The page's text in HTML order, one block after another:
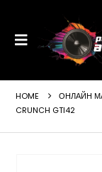
HOME ОНЛАЙН
CRUNCH GTI42